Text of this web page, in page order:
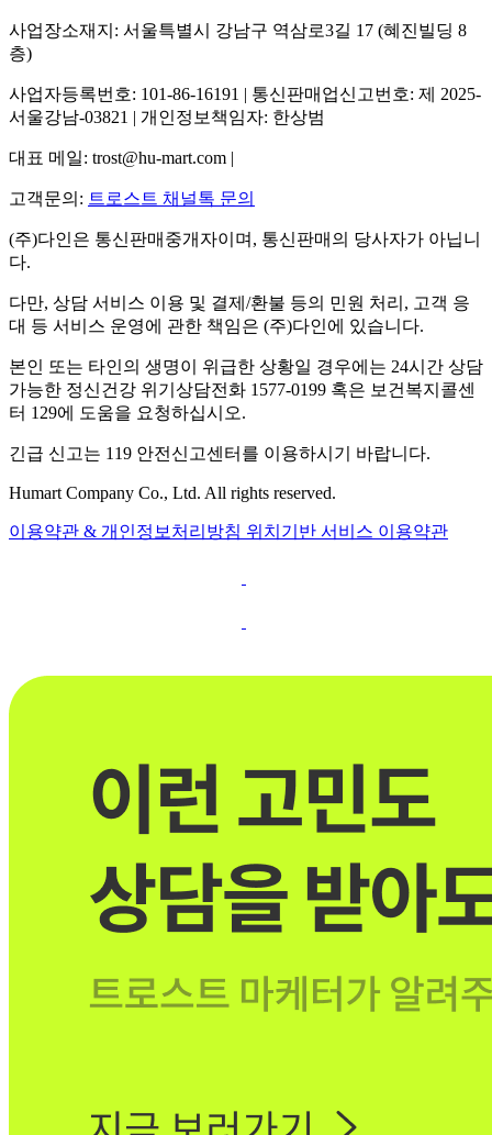
사업장소재지: 서울특별시 강남구 역삼로3길 17 (혜진빌딩 8
층)
사업자등록번호: 101-86-16191 | 통신판매업신고번호: 제 2025-
서울강남-03821 | 개인정보책임자: 한상범
대표 메일: trost@hu-mart.com |
고객문의: 트로스트 채널톡 문의
(주)다인은 통신판매중개자이며, 통신판매의 당사자가 아닙니
다.
다만, 상담 서비스 이용 및 결제/환불 등의 민원 처리, 고객 응
대 등 서비스 운영에 관한 책임은 (주)다인에 있습니다.
본인 또는 타인의 생명이 위급한 상황일 경우에는 24시간 상담
가능한 정신건강 위기상담전화 1577-0199 혹은 보건복지콜센
터 129에 도움을 요청하십시오.
긴급 신고는 119 안전신고센터를 이용하시기 바랍니다.
Humart Company Co., Ltd. All rights reserved.
이용약관 & 개인정보처리방침 위치기반 서비스 이용약관